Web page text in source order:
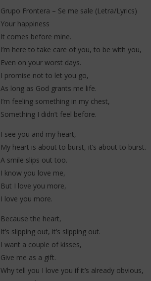
Grupo Frontera – Se me sale (Letra/Lyrics)
Your happiness
It comes before mine.
I’m here to take care of you, to be with you,
Even on your worst days.
I promise not to let you go,
As long as God grants me life.
I’m feeling something in my chest,
Something I didn’t feel before.
I see you and my heart,
My heart is about to burst, it’s about to burst.
A smile slips out too.
I know you love me,
But I love you more,
I love you more.
Because the heart,
It’s slipping out, it’s slipping out.
I want a couple of kisses,
Give me as a gift.
Why tell you I love you if it’s already obvious,